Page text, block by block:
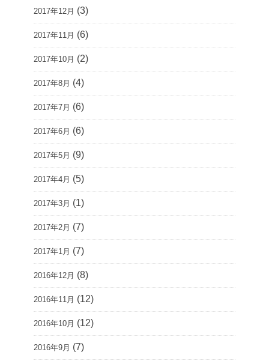
2017年12月 (3)
2017年11月 (6)
2017年10月 (2)
2017年8月 (4)
2017年7月 (6)
2017年6月 (6)
2017年5月 (9)
2017年4月 (5)
2017年3月 (1)
2017年2月 (7)
2017年1月 (7)
2016年12月 (8)
2016年11月 (12)
2016年10月 (12)
2016年9月 (7)